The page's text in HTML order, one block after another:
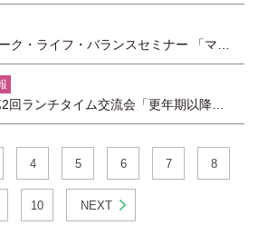
4 5 6 7 8
10 NEXT